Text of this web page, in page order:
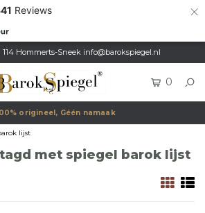
Reviews ×
114 Hommerts-Sneek info@barokspiegel.nl
0
origineel, Géén namaak
lijst
met spiegel barok lijst